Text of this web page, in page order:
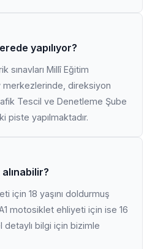
yapılıyor?
sınavları Millî Eğitim
merkezlerinde, direksiyon
Tescil ve Denetleme Şube
piste yapılmaktadır.
için 18 yaşını doldurmuş
motosiklet ehliyeti için ise 16
detaylı bilgi için bizimle